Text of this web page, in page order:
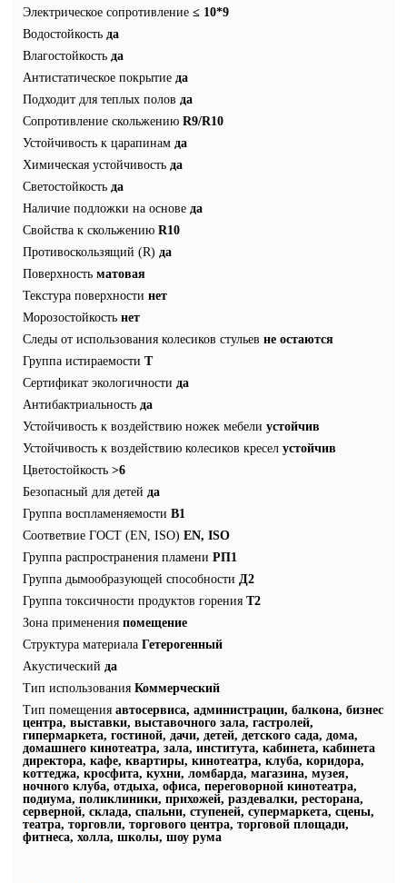
Электрическое сопротивление ≤ 10*9
Водостойкость да
Влагостойкость да
Антистатическое покрытие да
Подходит для теплых полов да
Сопротивление скольжению R9/R10
Устойчивость к царапинам да
Химическая устойчивость да
Светостойкость да
Наличие подложки на основе да
Свойства к скольжению R10
Противоскользящий (R) да
Поверхность матовая
Текстура поверхности нет
Морозостойкость нет
Следы от использования колесиков стульев не остаются
Группа истираемости Т
Сертификат экологичности да
Антибактриальность да
Устойчивость к воздействию ножек мебели устойчив
Устойчивость к воздействию колесиков кресел устойчив
Цветостойкость >6
Безопасный для детей да
Группа воспламеняемости В1
Соответвие ГОСТ (EN, ISO) EN, ISO
Группа распространения пламени РП1
Группа дымообразующей способности Д2
Группа токсичности продуктов горения Т2
Зона применения помещение
Структура материала Гетерогенный
Акустический да
Тип использования Коммерческий
Тип помещения автосервиса, администрации, балкона, бизнес
центра, выставки, выставочного зала, гастролей,
гипермаркета, гостиной, дачи, детей, детского сада, дома,
домашнего кинотеатра, зала, института, кабинета, кабинета
директора, кафе, квартиры, кинотеатра, клуба, коридора,
коттеджа, кросфита, кухни, ломбарда, магазина, музея,
ночного клуба, отдыха, офиса, переговорной кинотеатра,
подиума, поликлиники, прихожей, раздевалки, ресторана,
серверной, склада, спальни, ступеней, супермаркета, сцены,
театра, торговли, торгового центра, торговой площади,
фитнеса, холла, школы, шоу рума